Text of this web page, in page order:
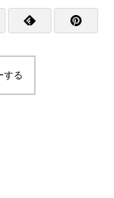
する